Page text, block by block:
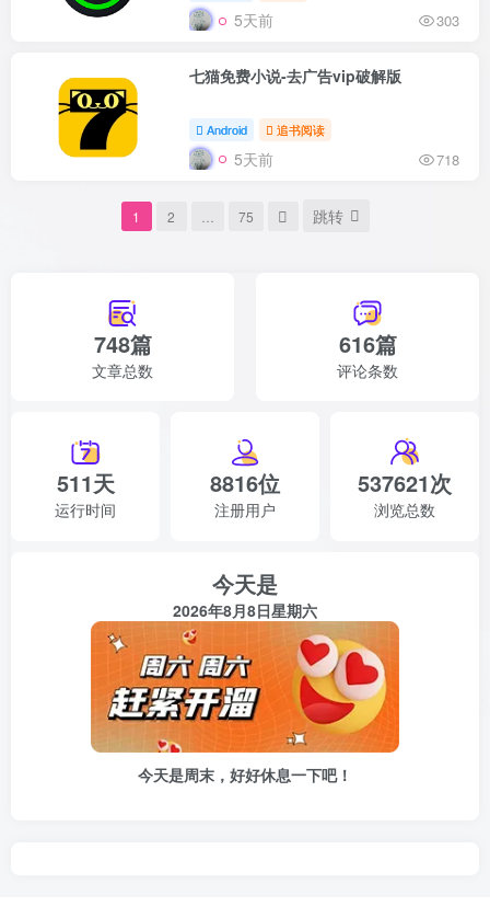
5天前 303
七猫免费小说-去广告vip破解版
Android 追书阅读
5天前 718
1 2 75 跳转
511天
运行时间
8816位
注册用户
537621次
浏览总数
748篇
文章总数
616篇
评论条数
今天是
2026年8月8日星期六
今天是周末，好好休息一下吧！